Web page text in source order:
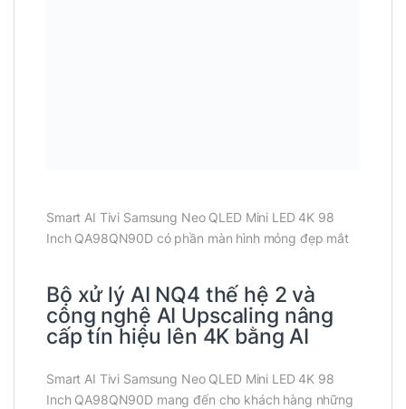
Smart AI Tivi Samsung Neo QLED Mini LED 4K 98
Inch QA98QN90D có phần màn hình mỏng đẹp mắt
Bộ xử lý AI NQ4 thế hệ 2 và
công nghệ AI Upscaling nâng
cấp tín hiệu lên 4K bằng AI
Smart AI Tivi Samsung Neo QLED Mini LED 4K 98
Inch QA98QN90D mang đến cho khách hàng những